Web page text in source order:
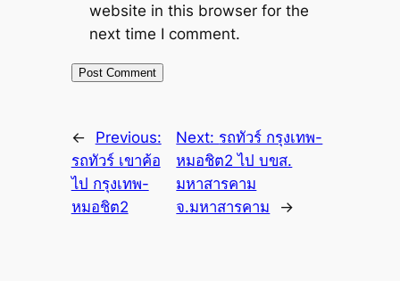
website in this browser for the
next time I comment.
←
Previous:
รถทัวร์ เขาค้อ
ไป กรุงเทพ-
หมอชิต2
Next: รถทัวร์ กรุงเทพ-
หมอชิต2 ไป บขส.
มหาสารคาม
จ.มหาสารคาม
→